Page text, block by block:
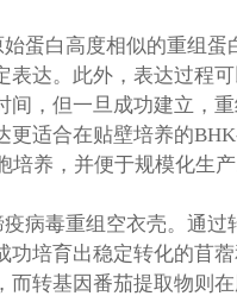
蛋白高度相似的重组
达。此外，表达过程
，但一旦成功建立，
适合在贴壁培养的
养，并便于规模化生
病毒重组空衣壳。通
培育出稳定转化的苜
转基因番茄提取物则